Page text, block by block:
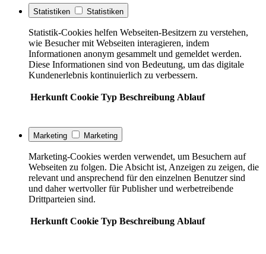
Statistiken Statistiken
Statistik-Cookies helfen Webseiten-Besitzern zu verstehen,
wie Besucher mit Webseiten interagieren, indem
Informationen anonym gesammelt und gemeldet werden.
Diese Informationen sind von Bedeutung, um das digitale
Kundenerlebnis kontinuierlich zu verbessern.
Herkunft Cookie Typ Beschreibung Ablauf
Marketing Marketing
Marketing-Cookies werden verwendet, um Besuchern auf
Webseiten zu folgen. Die Absicht ist, Anzeigen zu zeigen, die
relevant und ansprechend für den einzelnen Benutzer sind
und daher wertvoller für Publisher und werbetreibende
Drittparteien sind.
Herkunft Cookie Typ Beschreibung Ablauf